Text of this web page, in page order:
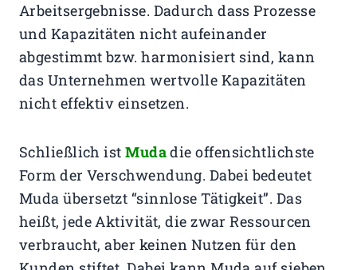
Arbeitsergebnisse. Dadurch dass Prozesse
und Kapazitäten nicht aufeinander
abgestimmt bzw. harmonisiert sind, kann
das Unternehmen wertvolle Kapazitäten
nicht effektiv einsetzen.
Schließlich istMudadie offensichtlichste
Form der Verschwendung. Dabei bedeutet
Muda übersetzt “sinnlose Tätigkeit”. Das
heißt, jede Aktivität, die zwar Ressourcen
verbraucht, aber keinen Nutzen für den